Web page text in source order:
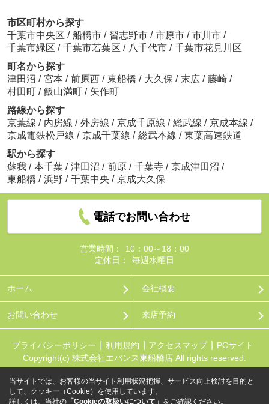
市区町村から探す
千葉市中央区 / 船橋市 / 習志野市 / 市原市 / 市川市 /
千葉市緑区 / 千葉市若葉区 / 八千代市 / 千葉市花見川区
町名から探す
津田沼 / 宮本 / 前原西 / 東船橋 / 大久保 / 末広 / 藤崎 /
村田町 / 飯山満町 / 矢作町
路線から探す
京葉線 / 内房線 / 外房線 / 京成千原線 / 総武線 / 京成本線 /
京成電鉄松戸線 / 京成千葉線 / 総武本線 / 東葉高速鉄道
駅から探す
蘇我 / 本千葉 / 津田沼 / 前原 / 千葉寺 / 京成津田沼 /
東船橋 / 浜野 / 千葉中央 / 京成大久保
電話でお問い合わせ
営業時間：
10：00～18：00
定休日：
毎週水曜日
ホーム 会社概要
お問い合わせ 来店予約
プライバシーポリシー 利用規約 アクセスマップ
PCサイト
Copyright(c) 株式会社エバンス東船橋店 All rights reserved.
当サイトでは、お客様の当サイト利用状況把握、サービス向上検討を目的と
して、クッキー（Cookie）を使用しています。
詳しくは、当社の 「Cookieの取扱いについて」 をご確認ください。